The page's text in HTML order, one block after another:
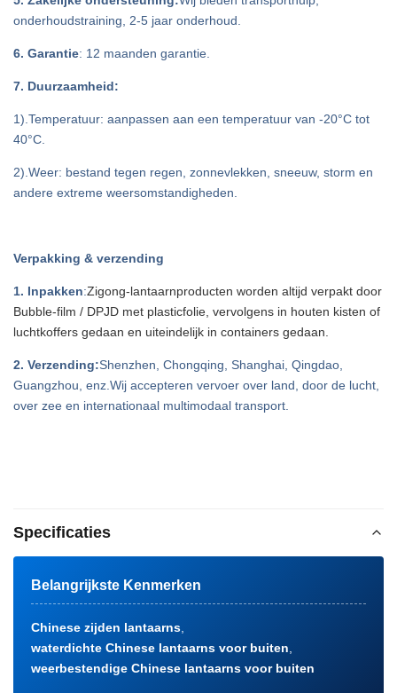
onderhoudstraining, 2-5 jaar onderhoud.
6. Garantie: 12 maanden garantie.
7. Duurzaamheid:
1).Temperatuur: aanpassen aan een temperatuur van -20°C tot
40°C.
2).Weer: bestand tegen regen, zonnevlekken, sneeuw, storm en
andere extreme weersomstandigheden.
Verpakking & verzending
1. Inpakken:Zigong-lantaarnproducten worden altijd verpakt door
Bubble-film / DPJD met plasticfolie, vervolgens in houten kisten of
luchtkoffers gedaan en uiteindelijk in containers gedaan.
2. Verzending:Shenzhen, Chongqing, Shanghai, Qingdao,
Guangzhou, enz.Wij accepteren vervoer over land, door de lucht,
over zee en internationaal multimodaal transport.
Specificaties
Belangrijkste Kenmerken
Chinese zijden lantaarns
waterdichte Chinese lantaarns voor buiten
weerbestendige Chinese lantaarns voor buiten